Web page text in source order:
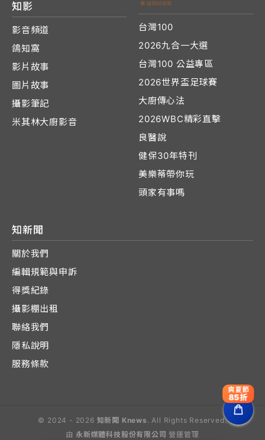
知影
影音頻道
鴿知窩
影片故事
圖片故事
攝影筆記
米其林大廚影音
台灣100
2026九合一大選
台灣100 公益專區
2026世界盃足球賽
大廚傳心法
2026WBC精彩直擊
良醫說
健保30年特刊
美樂蒂帶你玩
頭家有事嗎
知新聞
關於我們
編輯規範與申訴
得獎紀錄
攝影棚出租
聯絡我們
隱私說明
服務條款
© 2024 - 2026 知新聞 Knews . All Rights Reserved.
由 永新媒體科技股份有限公司 營運管理
爽夏節
85折